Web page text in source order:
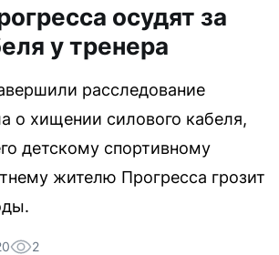
осудят за
у тренера
расследование
о хищении силового кабеля,
детскому спортивному
жителю Прогресса грозит
2